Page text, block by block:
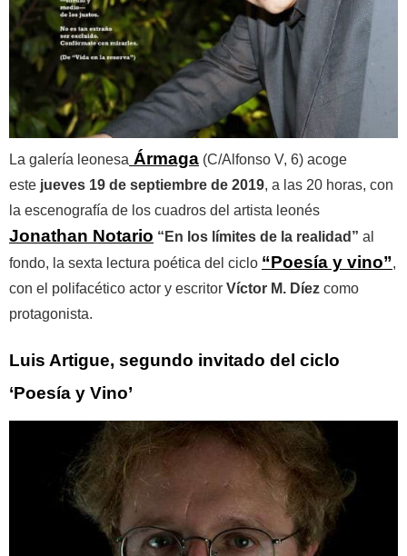
La galería leonesa Ármaga (C/Alfonso V, 6) acoge
este jueves 19 de septiembre de 2019, a las 20 horas, con
la escenografía de los cuadros del artista leonés
Jonathan Notario “En los límites de la realidad” al
fondo, la sexta lectura poética del ciclo “Poesía y vino”,
con el polifacético actor y escritor Víctor M. Díez como
protagonista.
Luis Artigue, segundo invitado del ciclo
‘Poesía y Vino’